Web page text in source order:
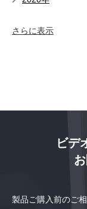
さらに表示
ビデ
製品ご購入前のご